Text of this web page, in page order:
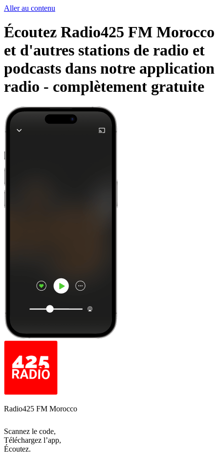
Aller au contenu
Écoutez Radio425 FM Morocco
et d'autres stations de radio et
podcasts dans notre application
radio - complètement gratuite
Radio425 FM Morocco
Scannez le code,
Téléchargez l’app,
Écoutez.